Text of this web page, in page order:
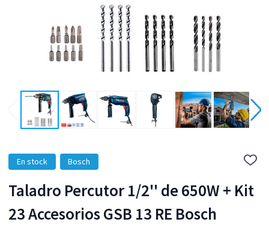
En stock Bosch
la
lista
Taladro Percutor 1/2'' de 650W + Kit
23 Accesorios GSB 13 RE Bosch